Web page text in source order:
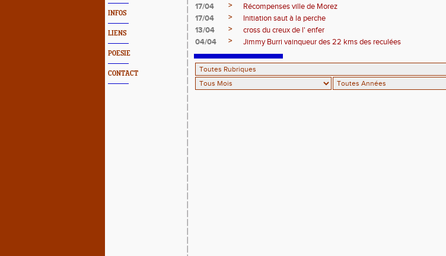
INFOS
LIENS
POESIE
CONTACT
17/04
>
Récompenses ville de Morez
17/04
>
Initiation saut à la perche
13/04
>
cross du creux de l' enfer
04/04
> Jimmy Burri vainqueur des 22 kms des reculées